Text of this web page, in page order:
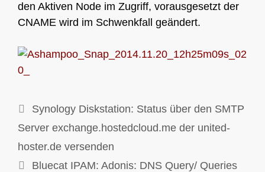
den Aktiven Node im Zugriff, vorausgesetzt der
CNAME wird im Schwenkfall geändert.
Synology Diskstation: Status über den SMTP
Server exchange.hostedcloud.me der united-
hoster.de versenden
Bluecat IPAM: Adonis: DNS Query/ Queries